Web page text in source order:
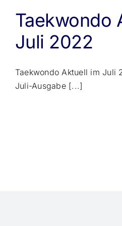
Taekwondo
Juli 2022
Taekwondo Aktuell im Juli
Juli-Ausgabe [...]